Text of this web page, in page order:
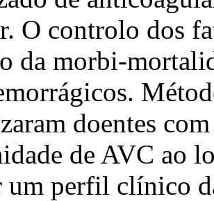
O controlo dos
da morbi-
doentes
de AVC ao
um perfil clínico